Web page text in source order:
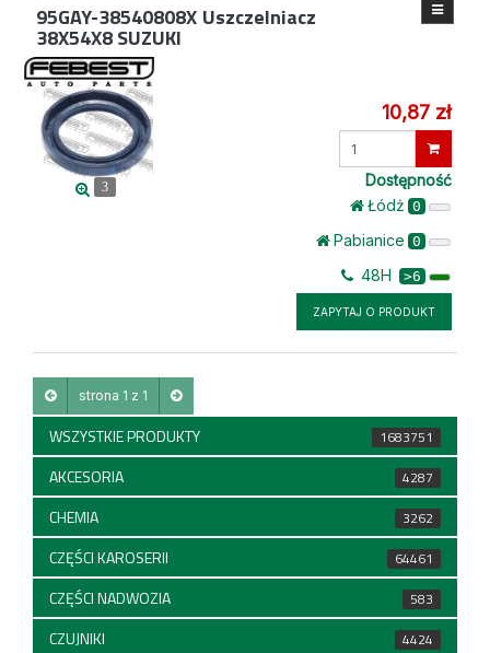
95GAY-38540808X Uszczelniacz
38X54X8 SUZUKI
3
10,87 zł
Dostępność
Łódż 0
Pabianice 0
48H >6
ZAPYTAJ O PRODUKT
strona 1 z 1
WSZYSTKIE PRODUKTY 1683751
AKCESORIA 4287
CHEMIA 3262
CZĘŚCI KAROSERII 64461
CZĘŚCI NADWOZIA 583
CZUJNIKI 4424